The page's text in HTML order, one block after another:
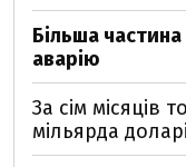
Більша
аварію
За сім місяців
мільярда